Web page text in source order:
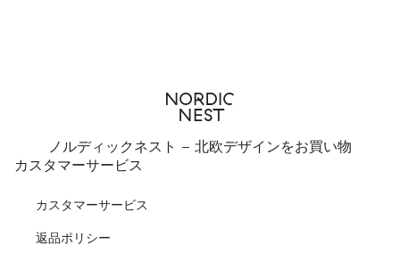
ノルディックネスト - 北欧デザインをお買い物
カスタマーサービス
カスタマーサービス
返品ポリシー